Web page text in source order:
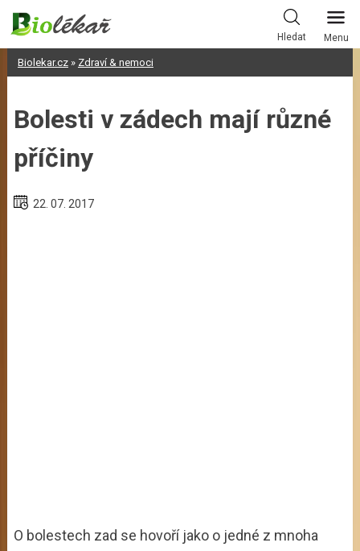
Skip
content
Hledat Menu
Biolekar.cz» Zdraví & nemoci
Bolesti v zádech mají různé
příčiny
22. 07. 2017
O bolestech zad se hovoří jako o jedné z mnoha